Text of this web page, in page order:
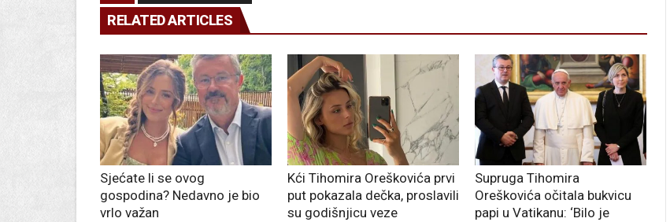
RELATED ARTICLES
Sjećate li se ovog
gospodina? Nedavno je bio
vrlo važan
Kći Tihomira Oreškovića prvi
put pokazala dečka, proslavili
su godišnjicu veze
Supruga Tihomira
Oreškovića očitala bukvicu
papi u Vatikanu: ‘Bilo je